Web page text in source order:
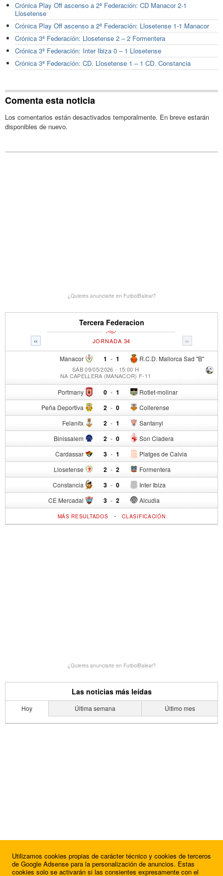
Crónica Play Off ascenso a 2ª Federación: CD Manacor 2-1
Llosetense
Crónica Play Off ascenso a 2ª Federación: Llosetense 1-1 Manacor
Crónica 3ª Federación: Llosetense 2 – 2 Formentera
Crónica 3ª Federación: Inter Ibiza 0 – 1 Llosetense
Crónica 3ª Federación: CD. Llosetense 1 – 1 CD. Constancia
Comenta esta noticia
Los comentarios están desactivados temporalmente. En breve estarán
disponibles de nuevo.
¿Quieres anunciarte en FutbolBalear?
Tercera Federacion
« »
JORNADA 34
Manacor 1 - R.C.D. Mallorca Sad "B"
1
SÁB 09/05/2026 - 15:00 H
NA CAPELLERA (MANACOR) F-11
Portmany 0 - Rotlet-molinar
1
Peña Deportiva 2 - Collerense
0
Felanitx 2 - Santanyi
1
Binissalem 2 - Son Cladera
0
Cardassar 3 - Platges de Calvia
1
Llosetense 2 - Formentera
2
Constancia 3 - Inter Ibiza
0
CE Mercadal 3 - Alcudia
2
MÁS RESULTADOS -CLASIFICACIÓN
¿Quieres anunciarte en FutbolBalear?
Las noticias más leídas
Hoy Última semana Último mes
Utilizamos cookies propias de carácter técnico y cookies de terceros
de Google Adsense para la personalización de anuncios. Estas
cookies solo se activarán si las consientes expresamente con el